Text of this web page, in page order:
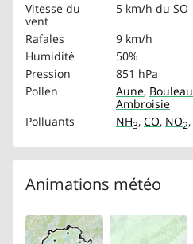
Vitesse du
vent
5 km/h du SO
Rafales
9 km/h
Humidité
50%
Pression
851 hPa
Pollen
Aune, Bouleau
Ambroisie
Polluants
NH3, CO, NO2,
Animations météo